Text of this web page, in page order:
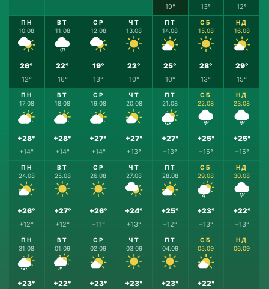
19° 13° 12°
ПН
10.08
26°
12°
ВТ
11.08
22°
16°
СР
12.08
19°
13°
ЧТ
13.08
22°
10°
ПТ
14.08
25°
10°
СБ
15.08
28°
13°
НД
16.08
29°
15°
ПН
17.08
+28°
+14°
ВТ
18.08
+28°
+14°
СР
19.08
+27°
+14°
ЧТ
20.08
+27°
+13°
ПТ
21.08
+27°
+13°
СБ
22.08
+25°
+15°
НД
23.08
+25°
+15°
ПН
24.08
+26°
+12°
ВТ
25.08
+27°
+12°
СР
26.08
+26°
+11°
ЧТ
27.08
+24°
+13°
ПТ
28.08
+25°
+12°
СБ
29.08
+23°
+13°
НД
30.08
+22°
+13°
ПН
31.08
+23°
ВТ
01.09
+22°
СР
02.09
+23°
ЧТ
03.09
+23°
ПТ
04.09
+23°
СБ
05.09
+22°
НД
06.09